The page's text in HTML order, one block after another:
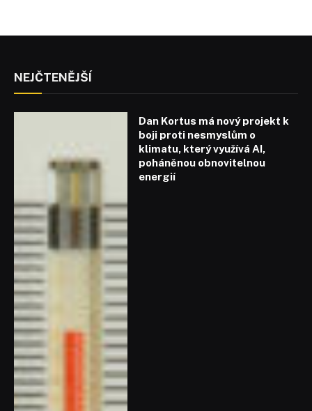
NEJČTENĚJŠÍ
Dan Kortus má nový projekt k
boji proti nesmyslům o
klimatu, který využívá AI,
poháněnou obnovitelnou
energií